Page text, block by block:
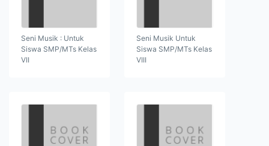
Seni Musik : Untuk
Siswa SMP/MTs Kelas
VII
Seni Musik Untuk
Siswa SMP/MTs Kelas
VIII